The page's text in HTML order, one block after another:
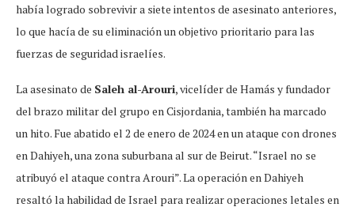
había logrado sobrevivir a siete intentos de asesinato anteriores,
lo que hacía de su eliminación un objetivo prioritario para las
fuerzas de seguridad israelíes.
La asesinato de Saleh al-Arouri, vicelíder de Hamás y fundador
del brazo militar del grupo en Cisjordania, también ha marcado
un hito. Fue abatido el 2 de enero de 2024 en un ataque con drones
en Dahiyeh, una zona suburbana al sur de Beirut. “Israel no se
atribuyó el ataque contra Arouri”. La operación en Dahiyeh
resaltó la habilidad de Israel para realizar operaciones letales en